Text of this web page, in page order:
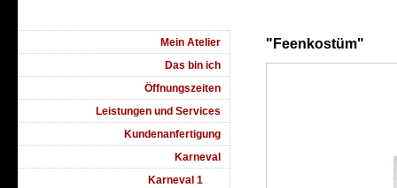
"Feenkostüm"
Mein Atelier
Das bin ich
Öffnungszeiten
Leistungen und Services
Kundenanfertigung
Karneval
Karneval 1